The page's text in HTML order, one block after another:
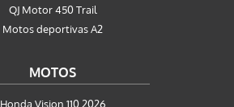
QJ Motor 450 Trail
Motos deportivas A2
MOTOS
Honda Vision 110 2026